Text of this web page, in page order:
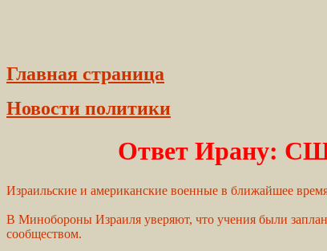
Главная страница
Новости политики
Ответ Ирану:
Израильские и американские военные в ближайшее
В Минобороны Израиля уверяют, что учения были
сообществом.